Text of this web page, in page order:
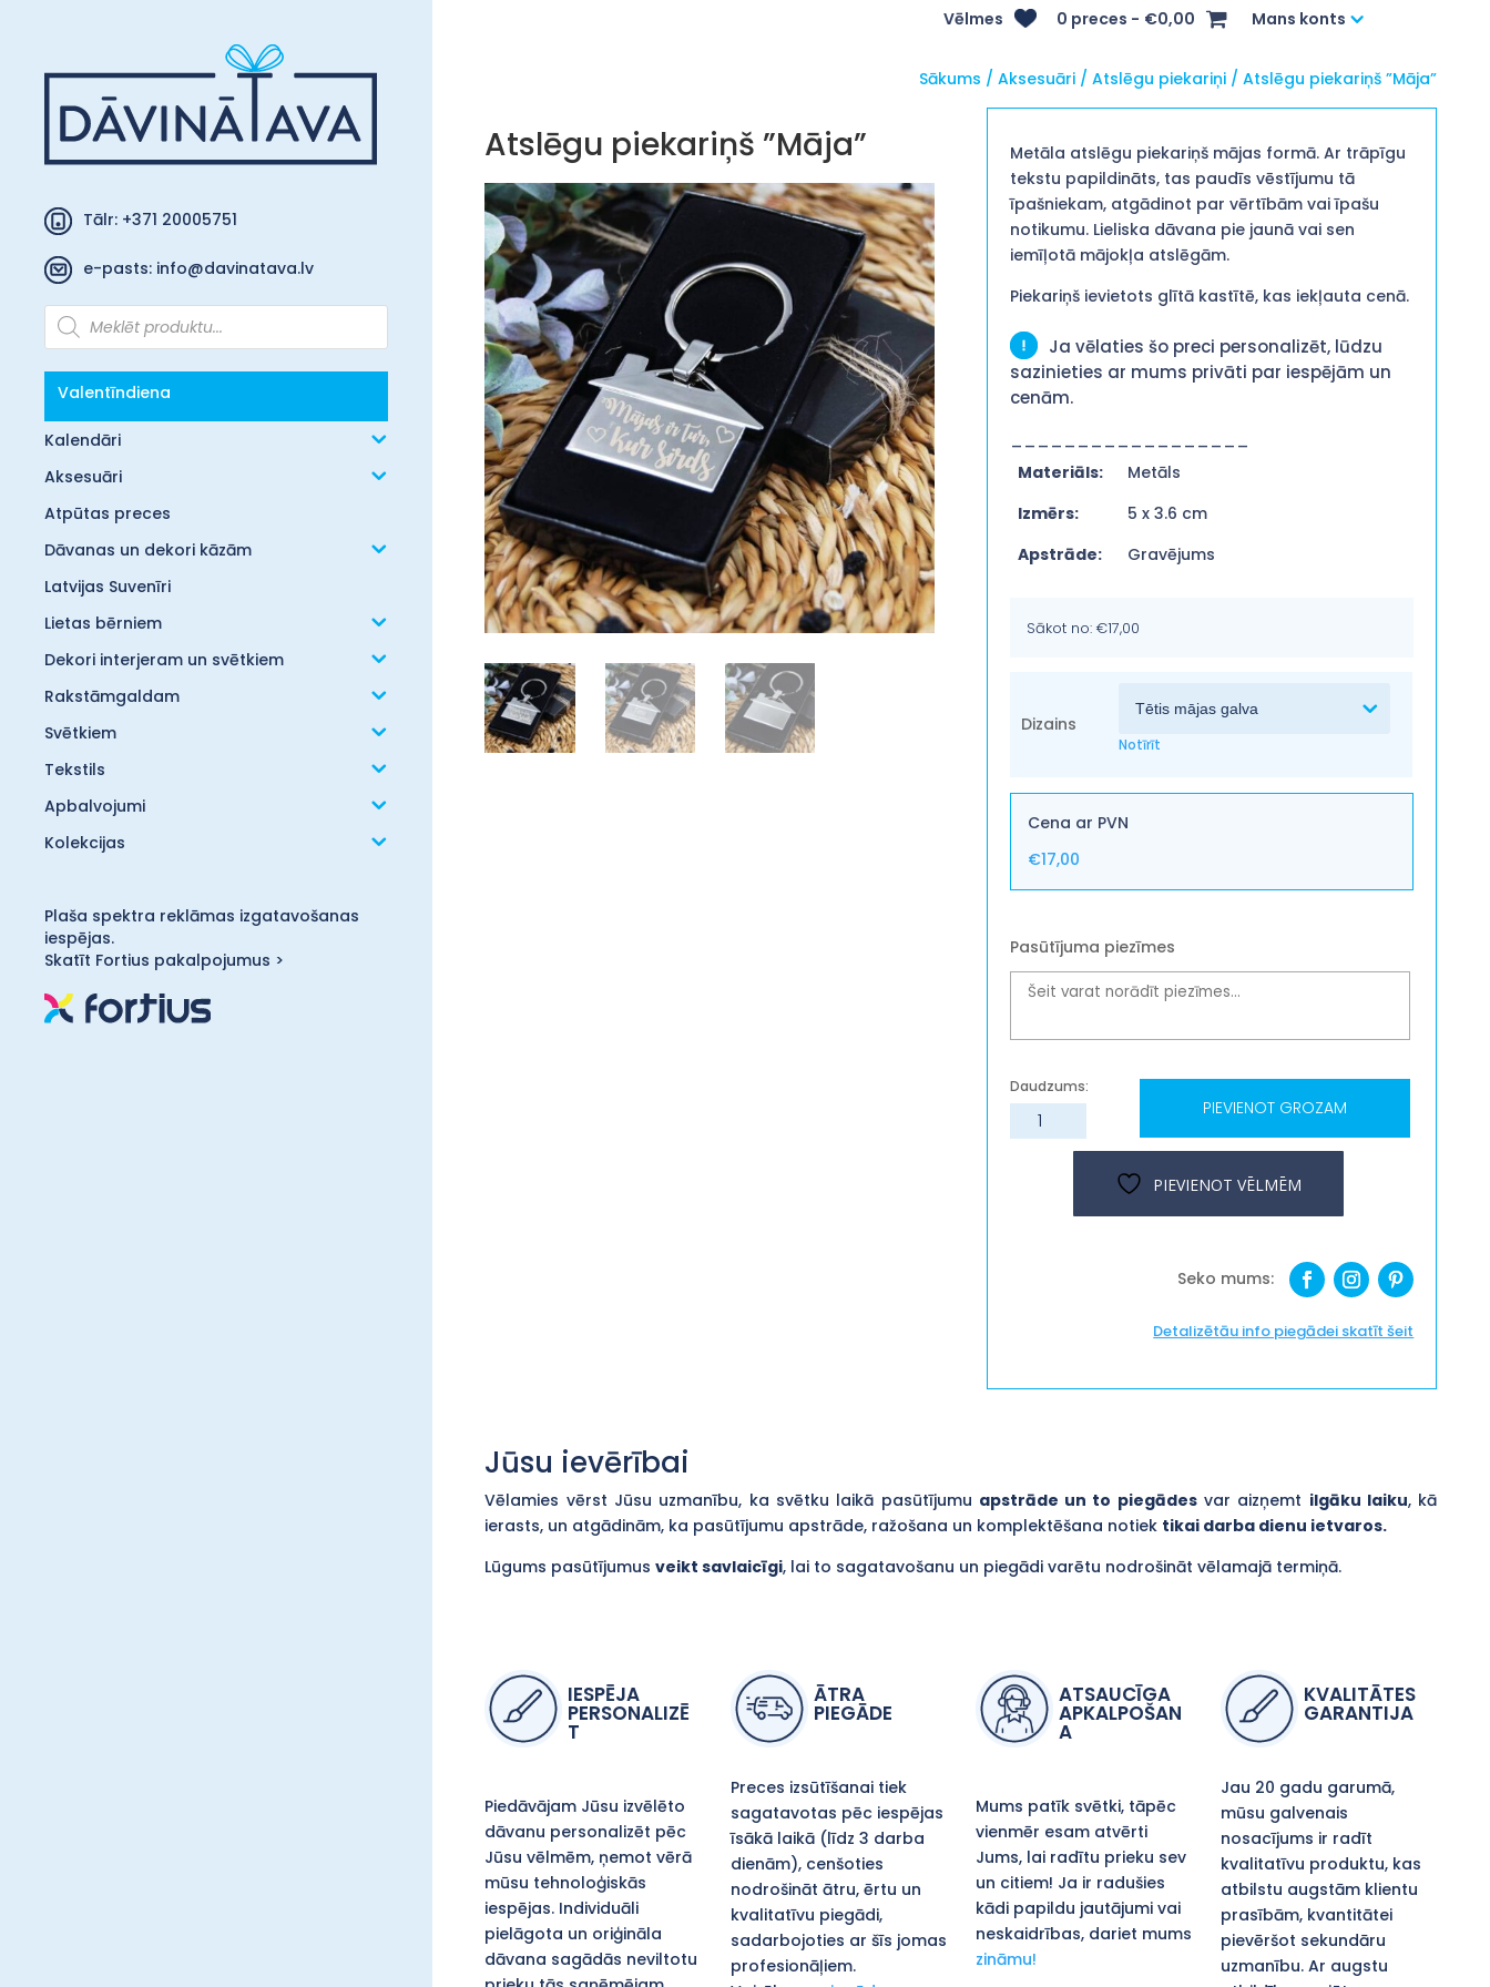
Vēlmes Mans konts
0 preces €0,00
Tālr: +371 20005751
e-pasts: info@davinatava.lv
Products
search
Valentīndiena
Kalendāri
Aksesuāri
Atpūtas preces
Dāvanas un dekori kāzām
Latvijas Suvenīri
Lietas bērniem
Dekori interjeram un svētkiem
Rakstāmgaldam
Svētkiem
Tekstils
Apbalvojumi
Kolekcijas
Plaša spektra reklāmas izgatavošanas
iespējas.
Skatīt Fortius pakalpojumus >
Sākums /Aksesuāri /Atslēgu piekariņi / Atslēgu piekariņš ”Māja”
Atslēgu piekariņš ”Māja”
Metāla atslēgu piekariņš mājas formā. Ar trāpīgu
tekstu papildināts, tas paudīs vēstījumu tā
īpašniekam, atgādinot par vērtībām vai īpašu
notikumu. Lieliska dāvana pie jaunā vai sen
iemīļotā mājokļa atslēgām.
Piekariņš ievietots glītā kastītē, kas iekļauta cenā.
Ja vēlaties šo preci personalizēt, lūdzu
sazinieties ar mums privāti par iespējām un
cenām.
Materiāls:
Metāls
Izmērs:
5 x 3.6 cm
Apstrāde:
Gravējums
Sākot no:€17,00
Dizains
Notīrīt
€17,00
Pasūtījuma piezīmes
Atslēgu
piekariņš
PIEVIENOT GROZAM
PIEVIENOT VĒLMĒM
Detalizētāu info piegādei skatīt šeit
Jūsu ievērībai
Vēlamies vērst Jūsu uzmanību, ka svētku laikā pasūtījumu apstrāde un to piegādesvar aizņemt ilgāku laiku, kā
ierasts, un atgādinām, ka pasūtījumu apstrāde, ražošana un komplektēšana notiek tikai darba dienu ietvaros.
Lūgums pasūtījumusveikt savlaicīgi, lai to sagatavošanu un piegādi varētu nodrošināt vēlamajā termiņā.
IESPĒJA
PERSONALIZĒ
T
Piedāvājam Jūsu izvēlēto
dāvanu personalizēt pēc
Jūsu vēlmēm, ņemot vērā
mūsu tehnoloģiskās
iespējas. Individuāli
pielāgota un oriģināla
dāvana sagādās neviltotu
ĀTRA
PIEGĀDE
Preces izsūtīšanai tiek
sagatavotas pēc iespējas
īsākā laikā (līdz 3 darba
dienām), cenšoties
nodrošināt ātru, ērtu un
kvalitatīvu piegādi,
sadarbojoties ar šīs jomas
profesionāļiem.
ATSAUCĪGA
APKALPOŠAN
A
Mums patīk svētki, tāpēc
vienmēr esam atvērti
Jums, lai radītu prieku sev
un citiem! Ja ir radušies
kādi papildu jautājumi vai
neskaidrības, dariet mums
zināmu!
KVALITĀTES
GARANTIJA
Jau 20 gadu garumā,
mūsu galvenais
nosacījums ir radīt
kvalitatīvu produktu, kas
atbilstu augstām klientu
prasībām, kvantitātei
pievēršot sekundāru
uzmanību. Ar augstu